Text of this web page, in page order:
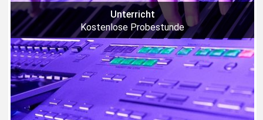
Unterricht
Kostenlose Probestunde